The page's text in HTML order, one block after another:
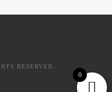
RESERVED.
0